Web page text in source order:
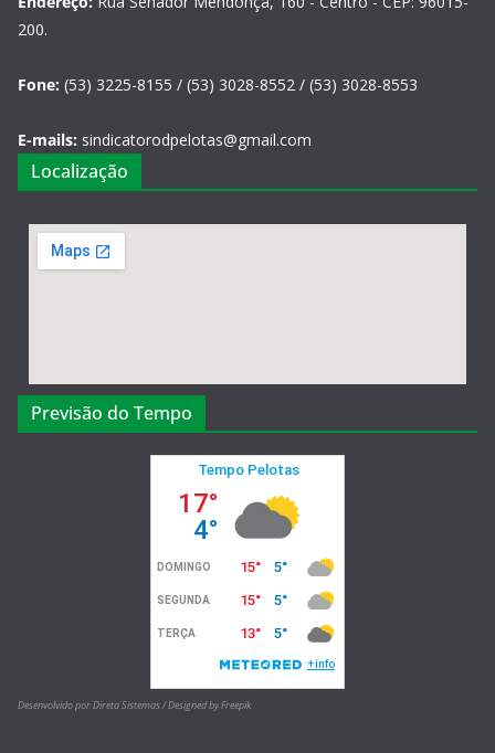
200.
Fone: (53) 3225-8155 / (53) 3028-8552 / (53) 3028-8553
E-mails: sindicatorodpelotas@gmail.com
Localização
Previsão do Tempo
Desenvolvido por Direta Sistemas /Designed by Freepik